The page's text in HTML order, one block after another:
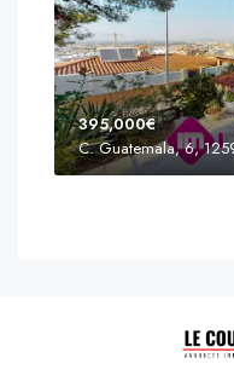
395,000€